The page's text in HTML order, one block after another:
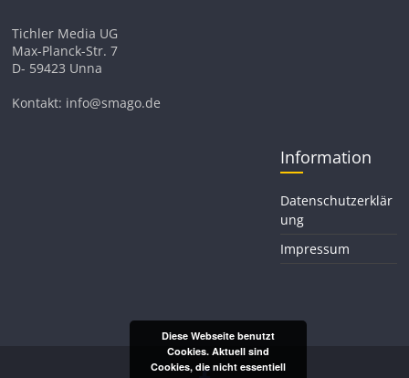
Tichler Media UG
Max-Planck-Str. 7
D- 59423 Unna
Kontakt: info@smago.de
Information
Datenschutzerklär
ung
Impressum
Diese Webseite benutzt
Cookies. Aktuell sind
Cookies, die nicht essentiell